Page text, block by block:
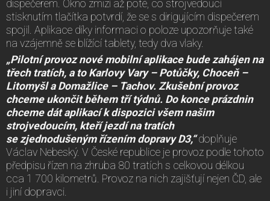
dispečerem. Okno zmizí až poté, co strojvedoucí
stisknutím tlačítka potvrdí, že se s dirigujícím dispečerem
spojil. Aplikace díky informaci o poloze upozorňuje také
na vzájemně se blížící tablety, tedy dva vlaky.
„Pilotní provoz nové mobilní aplikace bude zahájen na
třech tratích, a to Karlovy Vary – Potůčky, Choceň –
Litomyšl a Domažlice – Tachov. Zkušební provoz
chceme ukončit během tří týdnů. Do konce prázdnin
chceme dát aplikací k dispozici všem našim
strojvedoucím, kteří jezdí na tratích
se zjednodušeným řízením dopravy D3,“doplňuje
Václav Nebeský. V České republice je provoz podle tohoto
předpisu řízen na zhruba 80 tratích s celkovou délkou
cca 1 700 kilometrů. Provoz na nich zajišťují nejen ČD, ale
i jiní dopravci.